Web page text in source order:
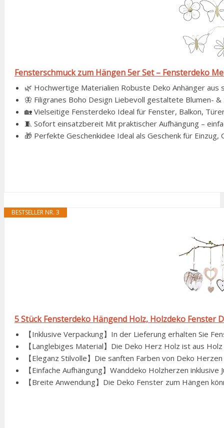
Fensterschmuck zum Hängen 5er Set – Fensterdeko
🌿 Hochwertige Materialien Robuste Deko Anhänger
🦋 Filigranes Boho Design Liebevoll gestaltete Blumen-
🏡 Vielseitige Fensterdeko Ideal für Fenster, Balkon,
🧵 Sofort einsatzbereit Mit praktischer Aufhängung –
🎁 Perfekte Geschenkidee Ideal als Geschenk für
BESTSELLER NR. 3
5 Stück Fensterdeko Hängend Holz, Holzdeko Fenster
【Inklusive Verpackung】In der Lieferung erhalten Sie
【Langlebiges Material】Die Deko Herz Holz ist aus
【Eleganz Stilvolle】Die sanften Farben von Deko
【Einfache Aufhängung】Wanddeko Holzherzen
【Breite Anwendung】Die Deko Fenster zum Hängen